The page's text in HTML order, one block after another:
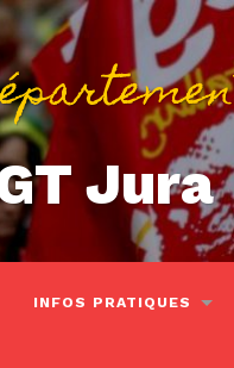
Jura
INFOS PRATIQUES